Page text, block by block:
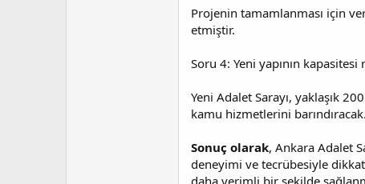
Projenin tamamlanması için
etmiştir.
Soru 4: Yeni yapının kapasitesi
Yeni Adalet Sarayı, yaklaşık
kamu hizmetlerini barındıracak.
Sonuç olarak, Ankara Adalet
deneyimi ve tecrübesiyle
daha verimli bir şekilde